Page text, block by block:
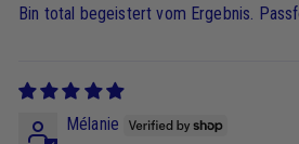
Bin total begeistert vom Ergebnis.
Mélanie